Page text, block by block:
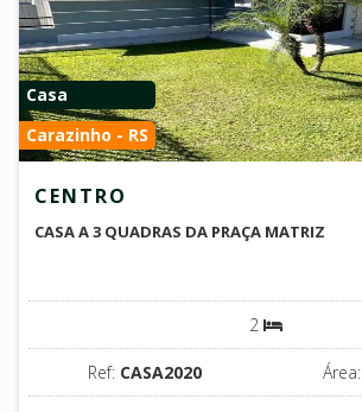
Casa
Carazinho - RS
CENTRO
CASA A 3 QUADRAS DA PRAÇA MATRIZ
2
Ref: CASA2020 Área: